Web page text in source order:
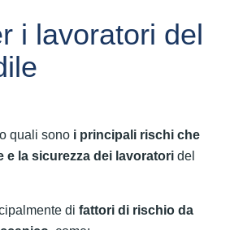
i lavoratori del
quali sono i principali rischi che
e la sicurezza dei lavoratori del
di fattori di rischio da